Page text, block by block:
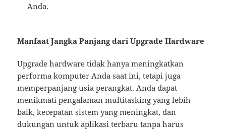
Anda.
Manfaat Jangka Panjang dari Upgrade Hardware
Upgrade hardware tidak hanya meningkatkan
performa komputer Anda saat ini, tetapi juga
memperpanjang usia perangkat. Anda dapat
menikmati pengalaman multitasking yang lebih
baik, kecepatan sistem yang meningkat, dan
dukungan untuk aplikasi terbaru tanpa harus